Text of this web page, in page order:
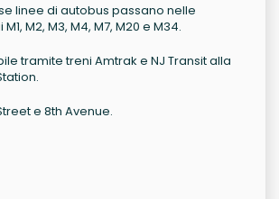
linee di autobus passano nelle
M2, M3, M4, M7, M20 e M34.
tramite treni Amtrak e NJ Transit alla
e 8th Avenue.